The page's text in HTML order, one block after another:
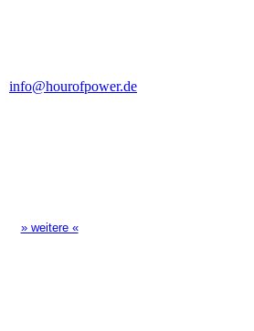
info@hourofpower.de
» weitere «